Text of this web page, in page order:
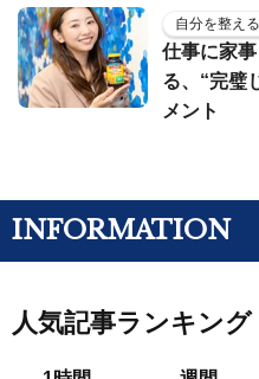
自分を整え
仕事に家
る、“完璧
メント
INFORMATION
人気記事ランキング